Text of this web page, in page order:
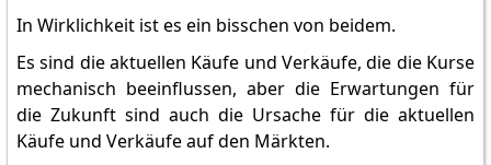
In Wirklichkeit ist es ein bisschen von beidem.
Es sind die aktuellen Käufe und Verkäufe, die die Kurse
mechanisch beeinflussen, aber die Erwartungen für
die Zukunft sind auch die Ursache für die aktuellen
Käufe und Verkäufe auf den Märkten.